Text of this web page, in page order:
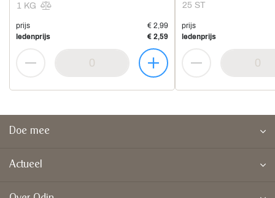
1 KG
prijs
€ 2,99
ledenprijs
€ 2,59
25 ST
prijs
ledenprijs
Doe mee
Actueel